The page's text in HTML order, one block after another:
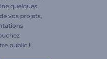
quelques
vos projets,
public !